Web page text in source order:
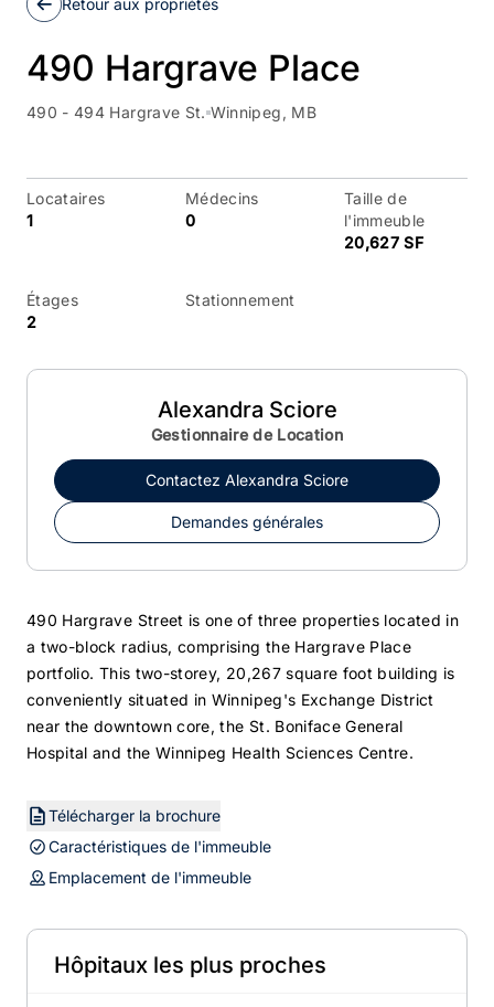
Retour aux propriétés
490 Hargrave Place
490 - 494 Hargrave St. Winnipeg, MB
Locataires
1
Médecins
0
Taille de
l'immeuble
20,627 SF
Étages
2
Stationnement
Alexandra Sciore
Gestionnaire de Location
Contactez Alexandra Sciore
Demandes générales
490 Hargrave Street is one of three properties located in
a two-block radius, comprising the Hargrave Place
portfolio. This two-storey, 20,267 square foot building is
conveniently situated in Winnipeg's Exchange District
near the downtown core, the St. Boniface General
Hospital and the Winnipeg Health Sciences Centre.
Télécharger la brochure
Caractéristiques de l'immeuble
Emplacement de l'immeuble
Hôpitaux les plus proches